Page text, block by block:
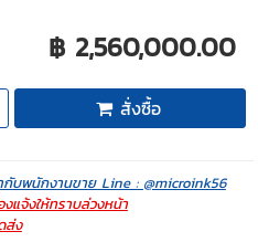
฿ 2,560,000.00
สั่งซื้อ
บพนักงานขาย Line : @microink56
แจ้งให้ทราบล่วงหน้า
ส่ง